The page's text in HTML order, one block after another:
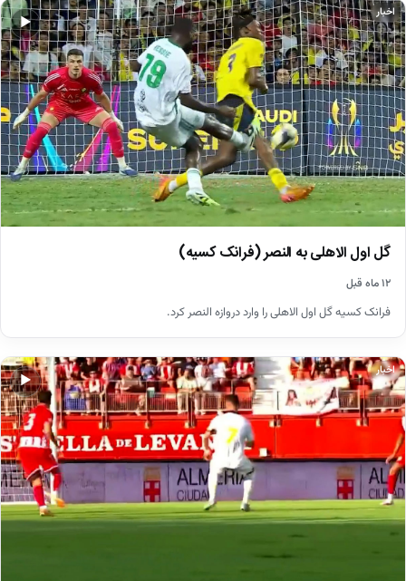
▶
اخبار
گل اول الاهلی به النصر (فرانک کسیه)
۱۲ ماه قبل
فرانک کسیه گل اول الاهلی را وارد دروازه النصر کرد.
▶
اخبار